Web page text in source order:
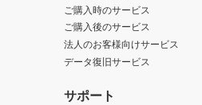
ご購入時のサービス
ご購入後のサービス
法人のお客様向けサービス
データ復旧サービス
サポート